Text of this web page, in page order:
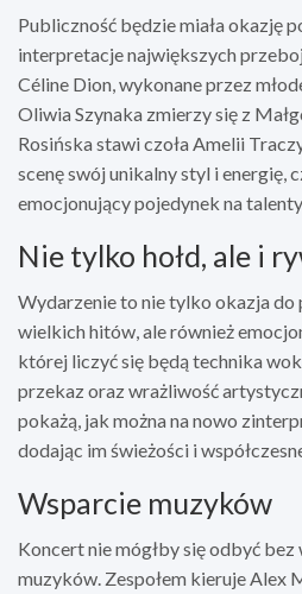
Publiczność będzie miała okazję
interpretacje największych
Céline Dion, wykonane przez
Oliwia Szynaka zmierzy się z
Rosińska stawi czoła Amelii
scenę swój unikalny styl i energię,
emocjonujący pojedynek na talenty.
Nie tylko hołd, ale i
Wydarzenie to nie tylko okazja do
wielkich hitów, ale również
której liczyć się będą technika
przekaz oraz wrażliwość
pokażą, jak można na nowo
dodając im świeżości i
Wsparcie muzyków
Koncert nie mógłby się odbyć
muzyków. Zespołem kieruje Alex